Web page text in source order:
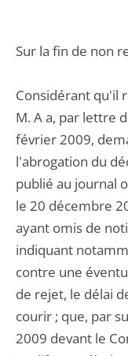
Sur la fin de non
Considérant qu'il
M. A a, par lettre
février 2009,
l'abrogation du
publié au journal
le 20 décembre
ayant omis de
indiquant
contre une
de rejet, le délai
courir ; que, par
2009 devant le